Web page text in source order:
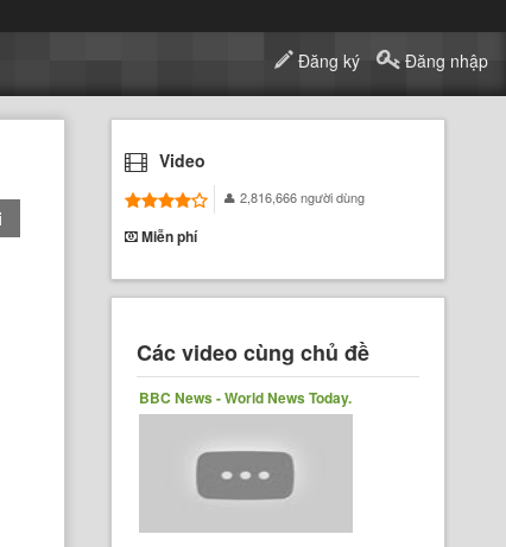
Đăng ký Đăng nhập
Video
2,816,666 người dùng
Miễn phí
Các video cùng chủ đề
BBC News - World News Today.